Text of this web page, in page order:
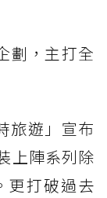
劃，主打全
旅遊」宣布
上陣系列除
更打破過去